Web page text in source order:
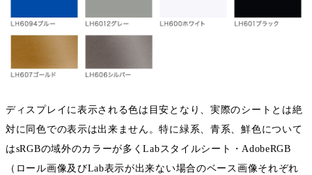
ディスプレイに表示される色は目安となり、実際のシートとは絶
対に同色での表示は出来ません。特に緑系、青系、鮮色について
はsRGBの域外のカラーが多くLabスタイルシート・AdobeRGB
（ロール画像及びLab表示が出来ない場合のベース画像それぞれ